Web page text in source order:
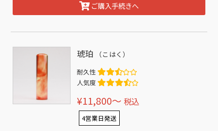
ご購入手続きへ
琥珀 （こはく）
耐久性
人気度
¥11,800〜 税込
4営業日発送